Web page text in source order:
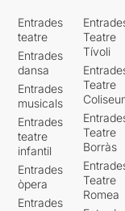
Entrades
teatre
Entrades
dansa
Entrades
musicals
Entrades
teatre
infantil
Entrades
òpera
Entrades
Teatre
Tívoli
Teatre
Teatre
Borràs
Teatre
Romea